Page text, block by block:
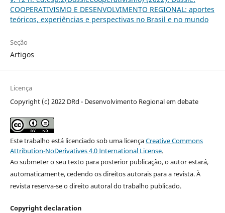
COOPERATIVISMO E DESENVOLVIMENTO REGIONAL: aportes
teóricos, experiências e perspectivas no Brasil e no mundo
Seção
Artigos
Licença
Copyright (c) 2022 DRd - Desenvolvimento Regional em debate
Este trabalho está licenciado sob uma licençaCreative Commons
Attribution-NoDerivatives 4.0 International License.
Ao submeter o seu texto para posterior publicação, o autor estará,
automaticamente, cedendo os direitos autorais para a revista. À
revista reserva-se o direito autoral do trabalho publicado.
Copyright declaration